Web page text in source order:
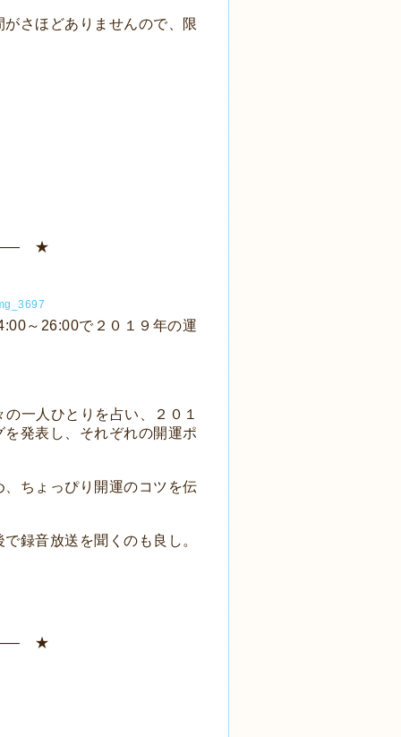
さほどありませんので、限
★
～26:00で２０１９年の運
一人ひとりを占い、２０１
発表し、それぞれの開運ポ
ちょっぴり開運のコツを伝
で録音放送を聞くのも良し。
★